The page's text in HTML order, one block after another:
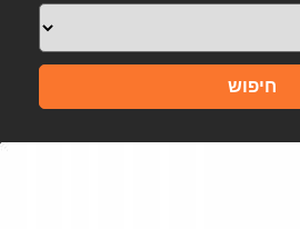
חיפוש